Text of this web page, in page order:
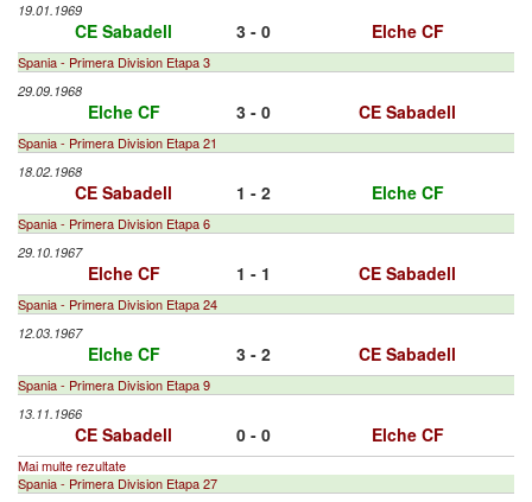
19.01.1969
CE Sabadell 3 - 0 Elche CF
Spania - Primera Division Etapa 3
29.09.1968
Elche CF 3 - 0 CE Sabadell
Spania - Primera Division Etapa 21
18.02.1968
CE Sabadell 1 - 2 Elche CF
Spania - Primera Division Etapa 6
29.10.1967
Elche CF 1 - 1 CE Sabadell
Spania - Primera Division Etapa 24
12.03.1967
Elche CF 3 - 2 CE Sabadell
Spania - Primera Division Etapa 9
13.11.1966
CE Sabadell 0 - 0 Elche CF
Mai multe rezultate
Spania - Primera Division Etapa 27